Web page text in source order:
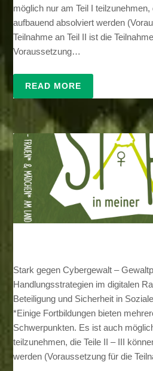
möglich nur am Teil I teilzunehmen,
aufbauend absolviert werden
Teilnahme an Teil II ist die
Voraussetzung…
READ MORE
Stark gegen Cybergewalt –
Handlungsstrategien im digitalen
Beteiligung und Sicherheit in
*Einige Fortbildungen bieten
Schwerpunkten. Es ist auch
teilzunehmen, die Teile II – III
werden (Voraussetzung für die